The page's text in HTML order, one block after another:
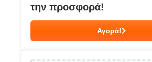
την προσφορά!
Αγορά!